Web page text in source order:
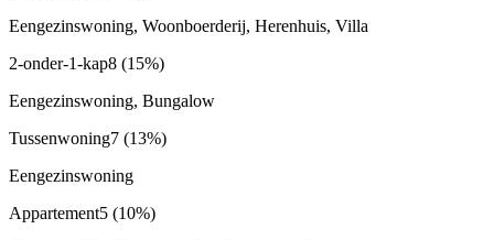
Eengezinswoning, Woonboerderij, Herenhuis, Villa
2-onder-1-kap8 (15%)
Eengezinswoning, Bungalow
Tussenwoning7 (13%)
Eengezinswoning
Appartement5 (10%)